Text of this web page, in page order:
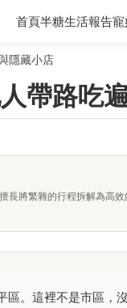
首頁半糖生活報告寵
隱藏小店
帶路吃
長將繁雜的行程拆解為高
。這裡不是市區，